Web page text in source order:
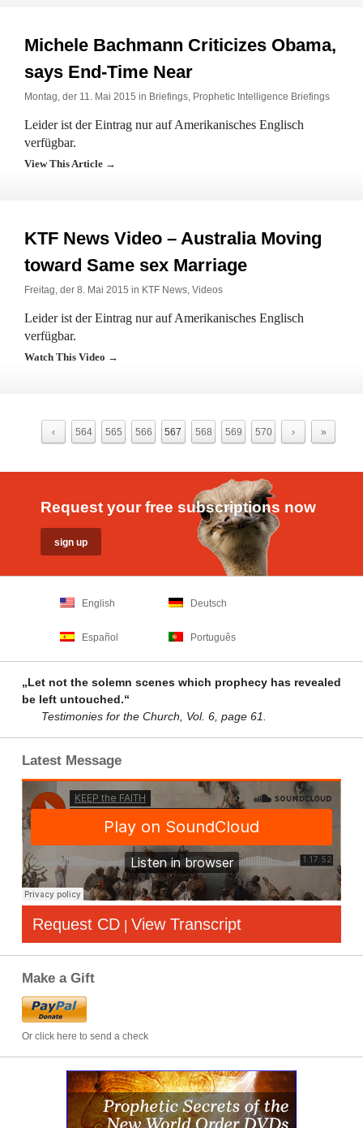
Michele Bachmann Criticizes Obama,
says End-Time Near
Montag, der 11. Mai 2015 in Briefings, Prophetic Intelligence Briefings
Leider ist der Eintrag nur auf Amerikanisches Englisch
verfügbar.
View This Article →
KTF News Video – Australia Moving
toward Same sex Marriage
Freitag, der 8. Mai 2015 in KTF News, Videos
Leider ist der Eintrag nur auf Amerikanisches Englisch
verfügbar.
Watch This Video →
‹ 564 565 566 567 568 569 570 › »
Request your free subscriptions now
English Deutsch
Español Português
„Let not the solemn scenes which prophecy has revealed
be left untouched.“
Testimonies for the Church, Vol. 6, page 61.
Latest Message
Request CD | View Transcript
Make a Gift
Or click here to send a check